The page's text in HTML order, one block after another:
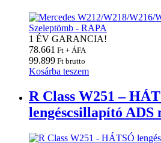
1 ÉV GARANCIA!
78.661 Ft + ÁFA
99.899 Ft brutto
Kosárba teszem
R Class W251 –
lengéscsillapító ADS